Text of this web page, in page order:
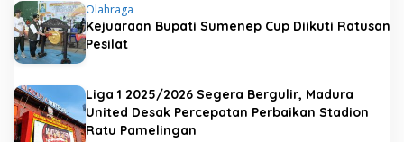
Olahraga
Kejuaraan Bupati Sumenep Cup Diikuti Ratusan
Pesilat
Liga 1 2025/2026 Segera Bergulir, Madura
United Desak Percepatan Perbaikan Stadion
Ratu Pamelingan